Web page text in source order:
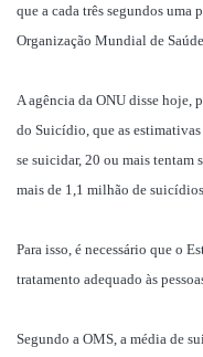
que a cada três segundos uma
Organização Mundial de
A agência da ONU disse hoje,
do Suicídio, que as estimativas
se suicidar, 20 ou mais tentam
mais de 1,1 milhão de
Para isso, é necessário que o
tratamento adequado às
Segundo a OMS, a média de